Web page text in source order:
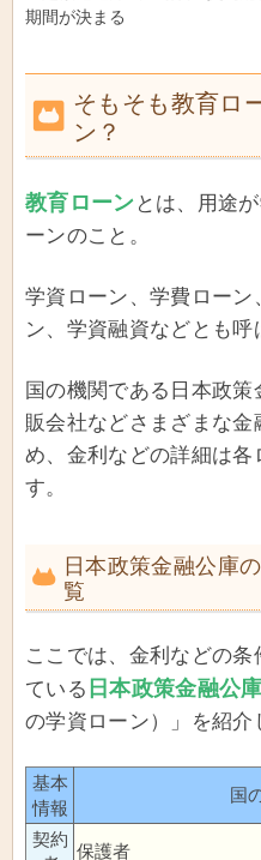
期間が決まる
そもそも教育ロ
ン？
教育ローン とは、用途
ーンのこと。
学資ローン、学費ロー
ン、学資融資などとも呼
国の機関である日本政
販会社などさまざまな
め、金利などの詳細は各
す。
日本政策金融公庫
覧
ここでは、金利などの
ている 日本政策金融公庫
の学資ローン）」を紹介
基本
情報
国
契約
保護者